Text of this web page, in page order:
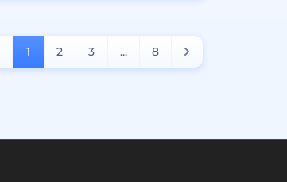
1 2 3 ... 8